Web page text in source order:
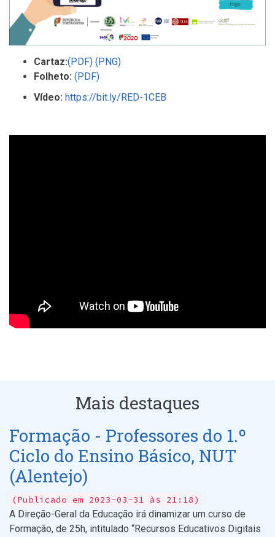
Cartaz:(PDF) (PNG)
Folheto: (PDF)
Vídeo: https://bit.ly/RED-1CEB
Mais destaques
Formação - Professores do 1.º
Ciclo do Ensino Básico, NUT
(Alentejo)
(Publicado em 2023-03-31 às 21:18)
A Direção-Geral da Educação irá dinamizar um curso de
Formação, de 25h, intitulado “Recursos Educativos Digitais